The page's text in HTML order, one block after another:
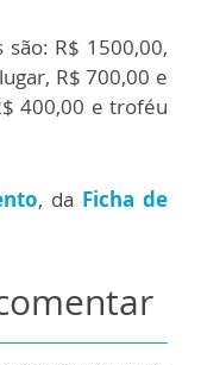
R$ 1500,00,
R$ 700,00 e
400,00 e troféu
, da Ficha de